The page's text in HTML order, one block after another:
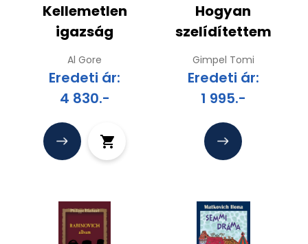
Kellemetlen
igazság
Al Gore
Eredeti ár:
4 830.-
Hogyan
szelídítettem
villamost
Gimpel Tomi
Eredeti ár:
1 995.-